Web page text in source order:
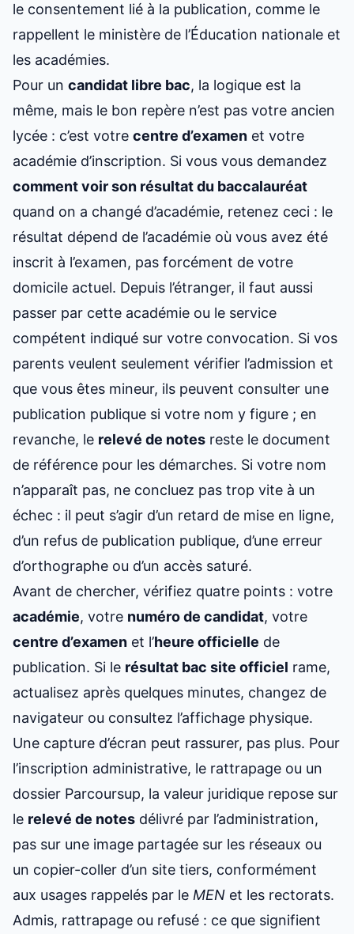
le consentement lié à la publication, comme le
rappellent le ministère de l’Éducation nationale et
les académies.
Pour un candidat libre bac, la logique est la
même, mais le bon repère n’est pas votre ancien
lycée : c’est votre centre d’examen et votre
académie d’inscription. Si vous vous demandez
comment voir son résultat du baccalauréat
quand on a changé d’académie, retenez ceci : le
résultat dépend de l’académie où vous avez été
inscrit à l’examen, pas forcément de votre
domicile actuel. Depuis l’étranger, il faut aussi
passer par cette académie ou le service
compétent indiqué sur votre convocation. Si vos
parents veulent seulement vérifier l’admission et
que vous êtes mineur, ils peuvent consulter une
publication publique si votre nom y figure ; en
revanche, le relevé de notes reste le document
de référence pour les démarches. Si votre nom
n’apparaît pas, ne concluez pas trop vite à un
échec : il peut s’agir d’un retard de mise en ligne,
d’un refus de publication publique, d’une erreur
d’orthographe ou d’un accès saturé.
Avant de chercher, vérifiez quatre points : votre
académie, votre numéro de candidat, votre
centre d’examen et l’heure officielle de
publication. Si le résultat bac site officiel rame,
actualisez après quelques minutes, changez de
navigateur ou consultez l’affichage physique.
Une capture d’écran peut rassurer, pas plus. Pour
l’inscription administrative, le rattrapage ou un
dossier Parcoursup, la valeur juridique repose sur
le relevé de notes délivré par l’administration,
pas sur une image partagée sur les réseaux ou
un copier-coller d’un site tiers, conformément
aux usages rappelés par le MEN et les rectorats.
Admis, rattrapage ou refusé : ce que signifient